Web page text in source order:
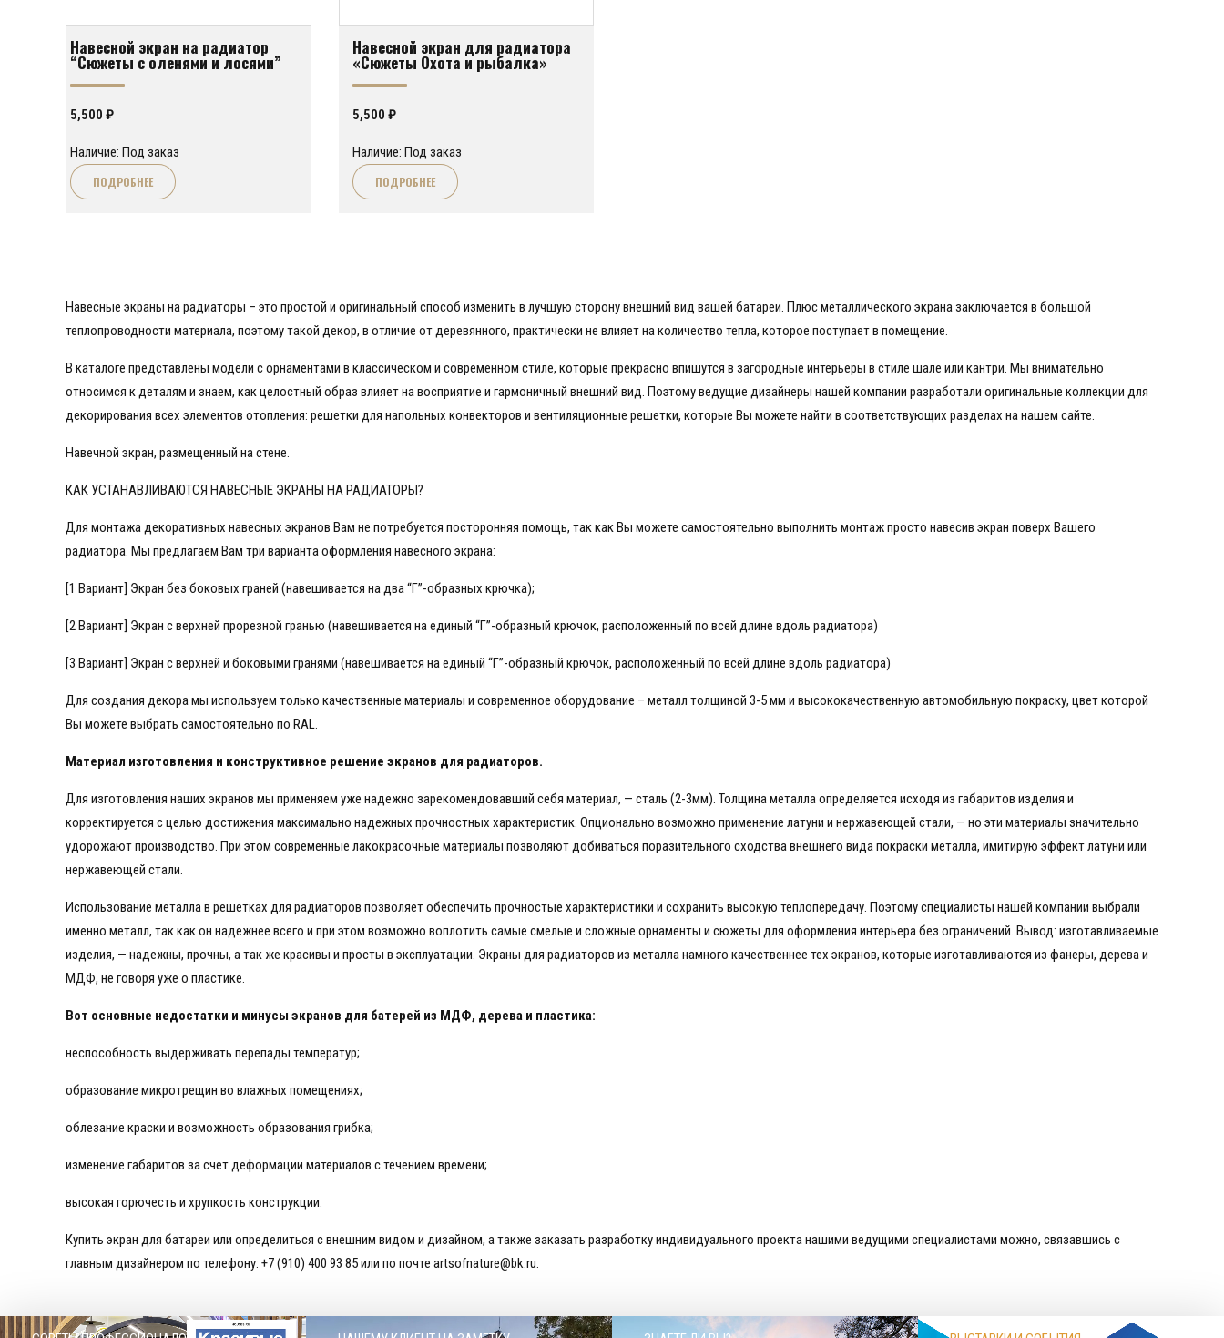
Навесной экран на радиатор
“Сюжеты с оленями и лосями”
5,500 ₽
Наличие: Под заказ
ПОДРОБНЕЕ
Навесной экран для радиатора
«Сюжеты Охота и рыбалка»
5,500 ₽
Наличие: Под заказ
ПОДРОБНЕЕ
Навесные экраны на радиаторы – это простой и оригинальный способ изменить в лучшую сторону внешний вид вашей батареи. Плюс металлического экрана заключается в большой
теплопроводности материала, поэтому такой декор, в отличие от деревянного, практически не влияет на количество тепла, которое поступает в помещение.
В каталоге представлены модели с орнаментами в классическом и современном стиле, которые прекрасно впишутся в загородные интерьеры в стиле шале или кантри. Мы внимательно
относимся к деталям и знаем, как целостный образ влияет на восприятие и гармоничный внешний вид. Поэтому ведущие дизайнеры нашей компании разработали оригинальные коллекции для
декорирования всех элементов отопления: решетки для напольных конвекторов и вентиляционные решетки, которые Вы можете найти в соответствующих разделах на нашем сайте.
Навечной экран, размещенный на стене.
КАК УСТАНАВЛИВАЮТСЯ НАВЕСНЫЕ ЭКРАНЫ НА РАДИАТОРЫ?
Для монтажа декоративных навесных экранов Вам не потребуется посторонняя помощь, так как Вы можете самостоятельно выполнить монтаж просто навесив экран поверх Вашего
радиатора. Мы предлагаем Вам три варианта оформления навесного экрана:
[1 Вариант] Экран без боковых граней (навешивается на два “Г”-образных крючка);
[2 Вариант] Экран с верхней прорезной гранью (навешивается на единый “Г”-образный крючок, расположенный по всей длине вдоль радиатора)
[3 Вариант] Экран с верхней и боковыми гранями (навешивается на единый “Г”-образный крючок, расположенный по всей длине вдоль радиатора)
Для создания декора мы используем только качественные материалы и современное оборудование – металл толщиной 3-5 мм и высококачественную автомобильную покраску, цвет которой
Вы можете выбрать самостоятельно по RAL.
Материал изготовления и конструктивное решение экранов для радиаторов.
Для изготовления наших экранов мы применяем уже надежно зарекомендовавший себя материал, — сталь (2-3мм). Толщина металла определяется исходя из габаритов изделия и
корректируется с целью достижения максимально надежных прочностных характеристик. Опционально возможно применение латуни и нержавеющей стали, — но эти материалы значительно
удорожают производство. При этом современные лакокрасочные материалы позволяют добиваться поразительного сходства внешнего вида покраски металла, имитирую эффект латуни или
нержавеющей стали.
Использование металла в решетках для радиаторов позволяет обеспечить прочностые характеристики и сохранить высокую теплопередачу. Поэтому специалисты нашей компании выбрали
именно металл, так как он надежнее всего и при этом возможно воплотить самые смелые и сложные орнаменты и сюжеты для оформления интерьера без ограничений. Вывод: изготавливаемые
изделия, — надежны, прочны, а так же красивы и просты в эксплуатации. Экраны для радиаторов из металла намного качественнее тех экранов, которые изготавливаются из фанеры, дерева и
МДФ, не говоря уже о пластике.
Вот основные недостатки и минусы экранов для батерей из МДФ, дерева и пластика:
неспособность выдерживать перепады температур;
образование микротрещин во влажных помещениях;
облезание краски и возможность образования грибка;
изменение габаритов за счет деформации материалов с течением времени;
высокая горючесть и хрупкость конструкции.
Купить экран для батареи или определиться с внешним видом и дизайном, а также заказать разработку индивидуального проекта нашими ведущими специалистами можно, связавшись с
главным дизайнером по телефону: +7 (910) 400 93 85 или по почте artsofnature@bk.ru.